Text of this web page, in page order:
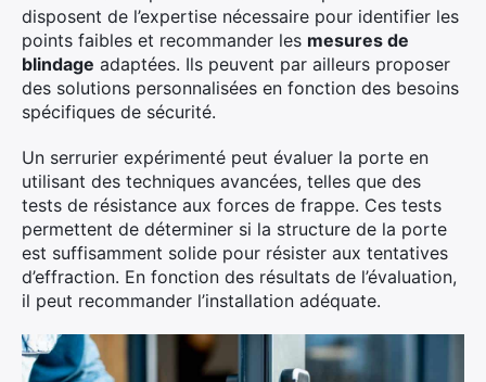
disposent de l’expertise nécessaire pour identifier les
points faibles et recommander les mesures de
blindage adaptées. Ils peuvent par ailleurs proposer
des solutions personnalisées en fonction des besoins
spécifiques de sécurité.
Un serrurier expérimenté peut évaluer la porte en
utilisant des techniques avancées, telles que des
tests de résistance aux forces de frappe. Ces tests
permettent de déterminer si la structure de la porte
est suffisamment solide pour résister aux tentatives
d’effraction. En fonction des résultats de l’évaluation,
il peut recommander l’installation adéquate.